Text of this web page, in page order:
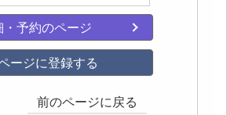
・予約のページ
ージに登録する
前のページに戻る